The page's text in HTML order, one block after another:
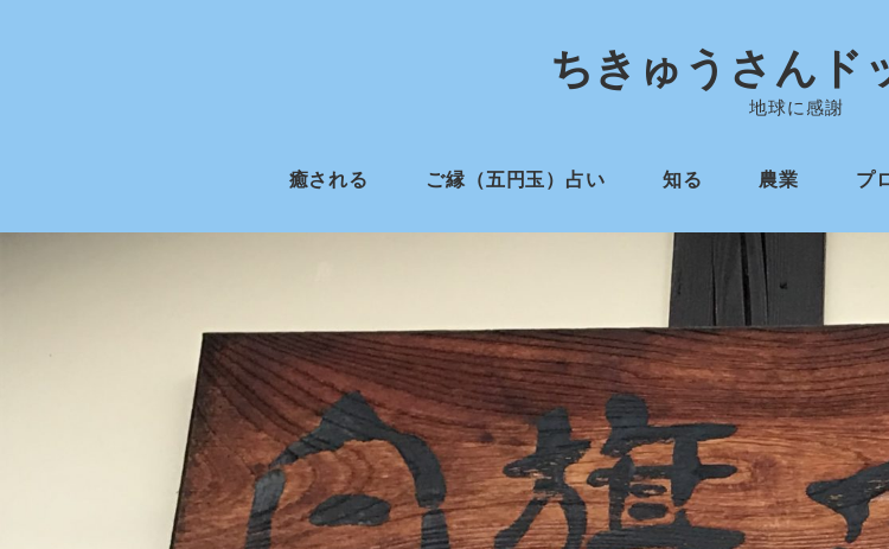
ちきゅうさんド
地球に感謝
癒される ご縁（五円玉）占い 知る 農業 プ